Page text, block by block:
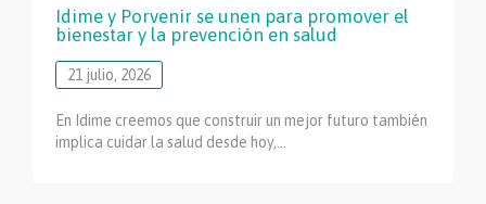
Idime y Porvenir se unen para promover el
bienestar y la prevención en salud
21 julio, 2026
En Idime creemos que construir un mejor futuro también
implica cuidar la salud desde hoy,…